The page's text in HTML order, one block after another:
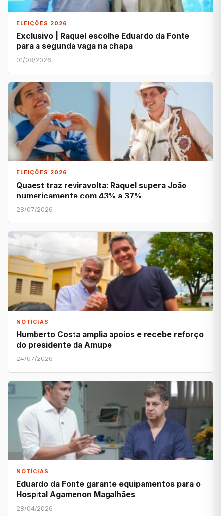
ELEIÇÕES 2026
Exclusivo | Raquel escolhe Eduardo da Fonte
para a segunda vaga na chapa
01/08/2026
ELEIÇÕES 2026
Quaest traz reviravolta: Raquel supera João
numericamente com 43% a 37%
28/07/2026
NOTÍCIAS
Humberto Costa amplia apoios e recebe reforço
do presidente da Amupe
24/07/2026
NOTÍCIAS
Eduardo da Fonte garante equipamentos para o
Hospital Agamenon Magalhães
28/04/2026